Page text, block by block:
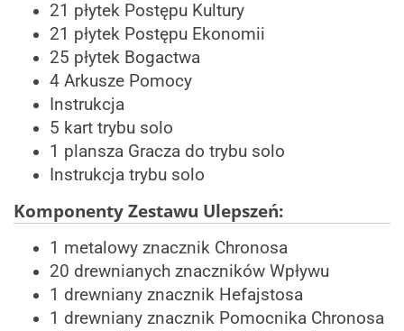
21 płytek Postępu Kultury
21 płytek Postępu Ekonomii
25 płytek Bogactwa
4 Arkusze Pomocy
Instrukcja
5 kart trybu solo
1 plansza Gracza do trybu solo
Instrukcja trybu solo
Komponenty Zestawu Ulepszeń:
1 metalowy znacznik Chronosa
20 drewnianych znaczników Wpływu
1 drewniany znacznik Hefajstosa
1 drewniany znacznik Pomocnika Chronosa